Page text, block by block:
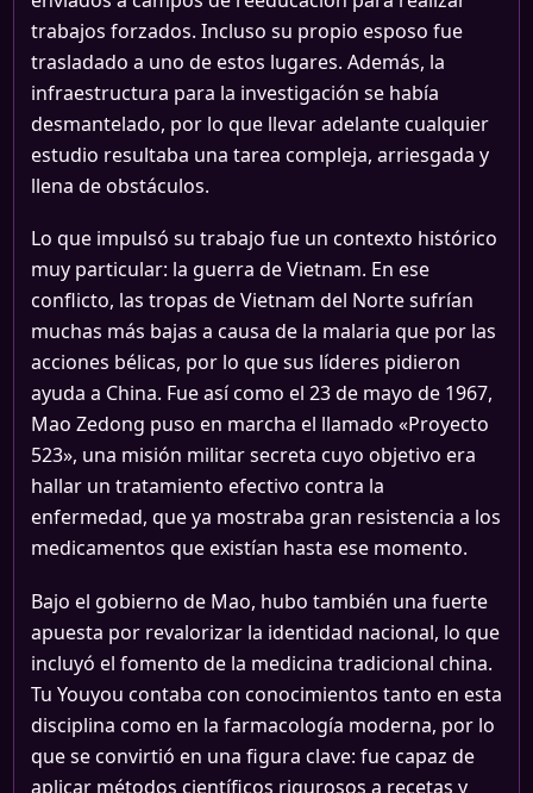
trabajos forzados. Incluso su propio esposo fue
trasladado a uno de estos lugares. Además, la
infraestructura para la investigación se había
desmantelado, por lo que llevar adelante cualquier
estudio resultaba una tarea compleja, arriesgada y
llena de obstáculos.
Lo que impulsó su trabajo fue un contexto histórico
muy particular: la guerra de Vietnam. En ese
conflicto, las tropas de Vietnam del Norte sufrían
muchas más bajas a causa de la malaria que por las
acciones bélicas, por lo que sus líderes pidieron
ayuda a China. Fue así como el 23 de mayo de 1967,
Mao Zedong puso en marcha el llamado «Proyecto
523», una misión militar secreta cuyo objetivo era
hallar un tratamiento efectivo contra la
enfermedad, que ya mostraba gran resistencia a los
medicamentos que existían hasta ese momento.
Bajo el gobierno de Mao, hubo también una fuerte
apuesta por revalorizar la identidad nacional, lo que
incluyó el fomento de la medicina tradicional china.
Tu Youyou contaba con conocimientos tanto en esta
disciplina como en la farmacología moderna, por lo
que se convirtió en una figura clave: fue capaz de
aplicar métodos científicos rigurosos a recetas y